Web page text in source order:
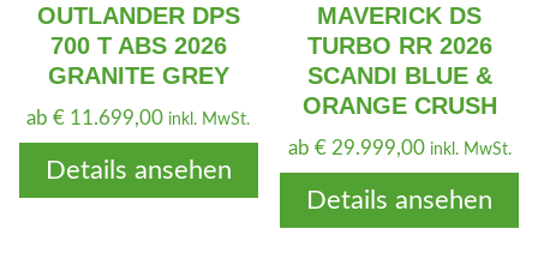
OUTLANDER DPS
700 T ABS 2026
GRANITE GREY
ab€ 11.699,00 inkl. MwSt.
Details ansehen
MAVERICK DS
TURBO RR 2026
SCANDI BLUE &
ORANGE CRUSH
ab €29.999,00 inkl. MwSt.
Details ansehen